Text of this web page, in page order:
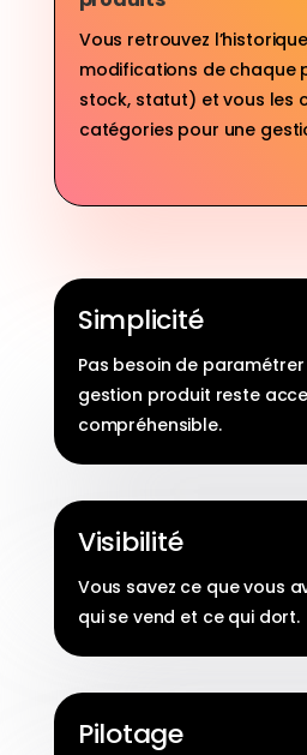
Vous retrouvez
modifications de chaque
stock, statut) et vous les
catégories pour une
Simplicité
Pas besoin de paramétrer
gestion produit reste
compréhensible.
Visibilité
Vous savez ce que vous
qui se vend et ce qui dort.
Pilotage